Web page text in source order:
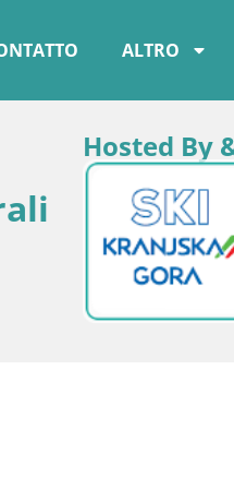
ALTRO
Hosted By